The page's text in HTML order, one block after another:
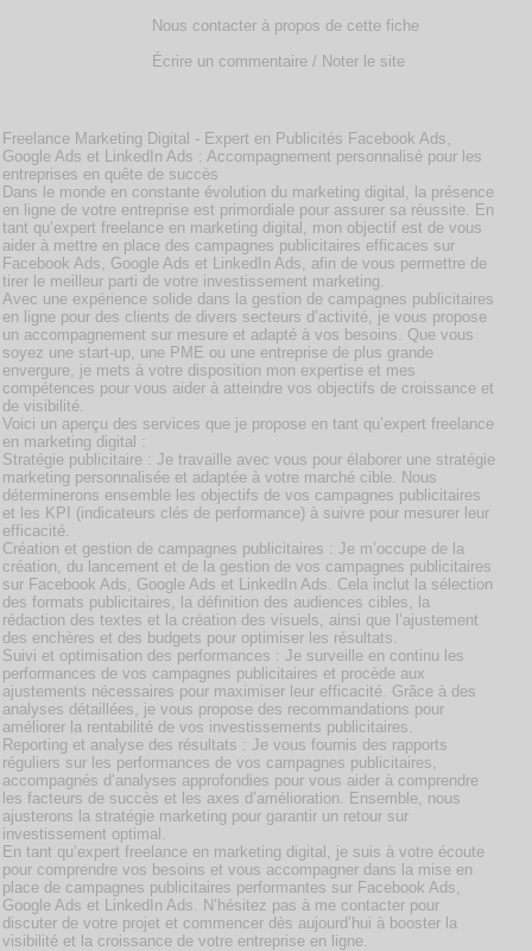
Nous contacter à propos de cette fiche
Écrire un commentaire / Noter le site
Freelance Marketing Digital - Expert en Publicités Facebook Ads,
Google Ads et LinkedIn Ads : Accompagnement personnalisé pour les
entreprises en quête de succès
Dans le monde en constante évolution du marketing digital, la présence
en ligne de votre entreprise est primordiale pour assurer sa réussite. En
tant qu’expert freelance en marketing digital, mon objectif est de vous
aider à mettre en place des campagnes publicitaires efficaces sur
Facebook Ads, Google Ads et LinkedIn Ads, afin de vous permettre de
tirer le meilleur parti de votre investissement marketing.
Avec une expérience solide dans la gestion de campagnes publicitaires
en ligne pour des clients de divers secteurs d’activité, je vous propose
un accompagnement sur mesure et adapté à vos besoins. Que vous
soyez une start-up, une PME ou une entreprise de plus grande
envergure, je mets à votre disposition mon expertise et mes
compétences pour vous aider à atteindre vos objectifs de croissance et
de visibilité.
Voici un aperçu des services que je propose en tant qu’expert freelance
en marketing digital :
Stratégie publicitaire : Je travaille avec vous pour élaborer une stratégie
marketing personnalisée et adaptée à votre marché cible. Nous
déterminerons ensemble les objectifs de vos campagnes publicitaires
et les KPI (indicateurs clés de performance) à suivre pour mesurer leur
efficacité.
Création et gestion de campagnes publicitaires : Je m’occupe de la
création, du lancement et de la gestion de vos campagnes publicitaires
sur Facebook Ads, Google Ads et LinkedIn Ads. Cela inclut la sélection
des formats publicitaires, la définition des audiences cibles, la
rédaction des textes et la création des visuels, ainsi que l’ajustement
des enchères et des budgets pour optimiser les résultats.
Suivi et optimisation des performances : Je surveille en continu les
performances de vos campagnes publicitaires et procède aux
ajustements nécessaires pour maximiser leur efficacité. Grâce à des
analyses détaillées, je vous propose des recommandations pour
améliorer la rentabilité de vos investissements publicitaires.
Reporting et analyse des résultats : Je vous fournis des rapports
réguliers sur les performances de vos campagnes publicitaires,
accompagnés d’analyses approfondies pour vous aider à comprendre
les facteurs de succès et les axes d’amélioration. Ensemble, nous
ajusterons la stratégie marketing pour garantir un retour sur
investissement optimal.
En tant qu’expert freelance en marketing digital, je suis à votre écoute
pour comprendre vos besoins et vous accompagner dans la mise en
place de campagnes publicitaires performantes sur Facebook Ads,
Google Ads et LinkedIn Ads. N’hésitez pas à me contacter pour
discuter de votre projet et commencer dès aujourd’hui à booster la
visibilité et la croissance de votre entreprise en ligne.